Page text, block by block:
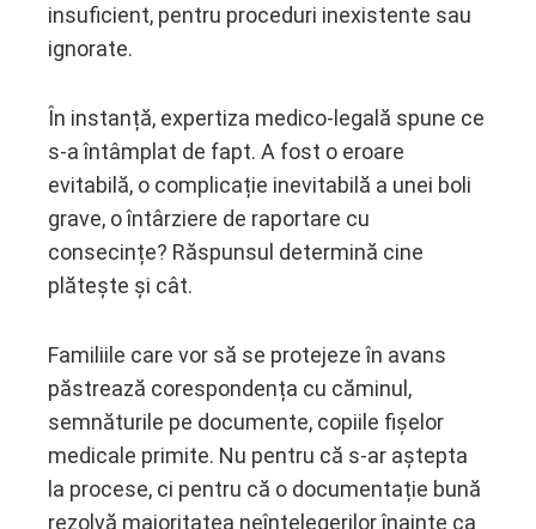
insuficient, pentru proceduri inexistente sau
ignorate.
În instanță, expertiza medico-legală spune ce
s-a întâmplat de fapt. A fost o eroare
evitabilă, o complicație inevitabilă a unei boli
grave, o întârziere de raportare cu
consecințe? Răspunsul determină cine
plătește și cât.
Familiile care vor să se protejeze în avans
păstrează corespondența cu căminul,
semnăturile pe documente, copiile fișelor
medicale primite. Nu pentru că s-ar aștepta
la procese, ci pentru că o documentație bună
rezolvă majoritatea neînțelegerilor înainte ca